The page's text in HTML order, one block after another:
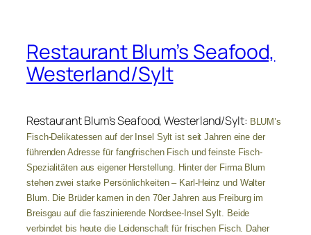
Restaurant Blum’s Seafood,
Westerland/Sylt
Restaurant Blum’s Seafood, Westerland/Sylt: BLUM’s
Fisch-Delikatessen auf der Insel Sylt ist seit Jahren eine der
führenden Adresse für fangfrischen Fisch und feinste Fisch-
Spezialitäten aus eigener Herstellung. Hinter der Firma Blum
stehen zwei starke Persönlichkeiten – Karl-Heinz und Walter
Blum. Die Brüder kamen in den 70er Jahren aus Freiburg im
Breisgau auf die faszinierende Nordsee-Insel Sylt. Beide
verbindet bis heute die Leidenschaft für frischen Fisch. Daher